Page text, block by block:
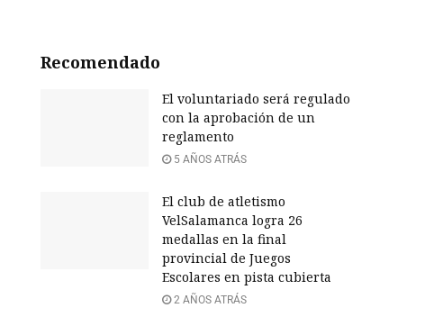
Recomendado
El voluntariado será regulado
con la aprobación de un
reglamento
5 AÑOS ATRÁS
El club de atletismo
VelSalamanca logra 26
medallas en la final
provincial de Juegos
Escolares en pista cubierta
2 AÑOS ATRÁS